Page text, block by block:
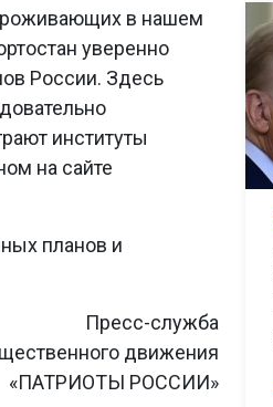
в нашем
уверенно
России. Здесь
институты
на сайте
планов и
Пресс-служба
движения
«ПАТРИОТЫ РОССИИ»